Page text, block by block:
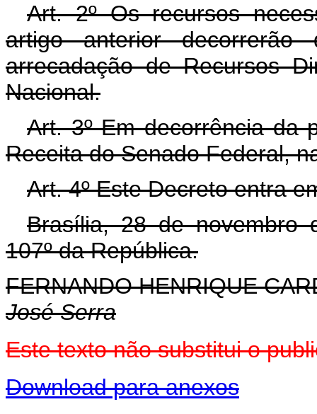
Art. 2º Os recursos
artigo anterior
arrecadação de Recursos
Nacional.
Art. 3º Em decorrência da
Receita do Senado Federal,
Art. 4º Este Decreto entra
Brasília, 28 de novembro
107º da República.
FERNANDO HENRIQUE
José Serra
Este texto não substitui o
Download para anexos